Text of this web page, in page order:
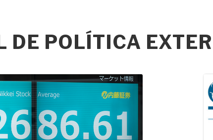
DE POLÍTICA